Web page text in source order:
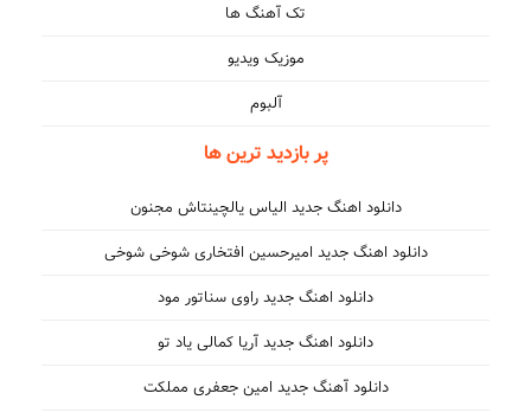
تک آهنگ ها
موزیک ویدیو
آلبوم
پر بازدید ترین ها
دانلود اهنگ جدید الیاس یالچینتاش مجنون
دانلود اهنگ جدید امیرحسین افتخاری شوخی شوخی
دانلود اهنگ جدید راوی سناتور مود
دانلود اهنگ جدید آریا کمالی یاد تو
دانلود آهنگ جدید امین جعفری مملکت